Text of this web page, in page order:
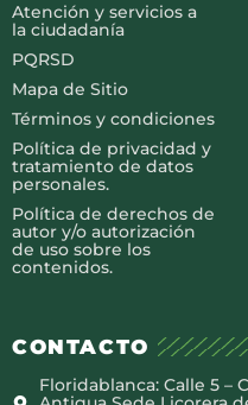
Atención y servicios a
la ciudadanía
PQRSD
Mapa de Sitio
Términos y condiciones
Política de privacidad y
tratamiento de datos
personales.
Política de derechos de
autor y/o autorización
de uso sobre los
contenidos.
CONTACTO
Floridablanca: Calle 5 –